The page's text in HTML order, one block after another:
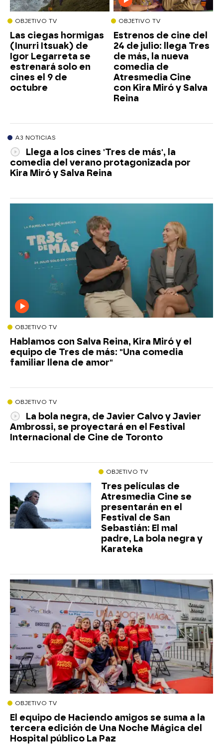
OBJETIVO TV
Las ciegas hormigas
(Inurri Itsuak) de
Igor Legarreta se
estrenará solo en
cines el 9 de
octubre
OBJETIVO TV
Estrenos de cine del
24 de julio: llega Tres
de más, la nueva
comedia de
Atresmedia Cine
con Kira Miró y Salva
Reina
A3 NOTICIAS
Llega a los cines 'Tres de más', la
comedia del verano protagonizada por
Kira Miró y Salva Reina
OBJETIVO TV
Hablamos con Salva Reina, Kira Miró y el
equipo de Tres de más: "Una comedia
familiar llena de amor"
OBJETIVO TV
La bola negra, de Javier Calvo y Javier
Ambrossi, se proyectará en el Festival
Internacional de Cine de Toronto
OBJETIVO TV
Tres películas de
Atresmedia Cine se
presentarán en el
Festival de San
Sebastián: El mal
padre, La bola negra y
Karateka
OBJETIVO TV
El equipo de Haciendo amigos se suma a la
tercera edición de Una Noche Mágica del
Hospital público La Paz